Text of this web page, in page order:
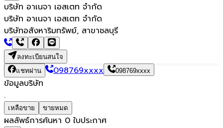
บริษัท อาเนจา เอสเตท จำกัด
บริษัท อาเนจา เอสเตท จำกัด
บริษัทอสังหาริมทรัพย์, สาขาชลบุรี
ลงทะเบียนสนใจ
แชทผ่าน
098769xxxx 098769xxxx
ข้อมูลบริษัท
.
เหลือขาย ขายหมด
ผลลัพธ์การค้นหา 0 ใบประกาศ